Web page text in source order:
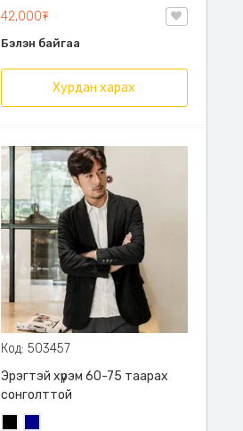
42,000₮
Бэлэн байгаа
Хурдан харах
Код: 503457
Эрэгтэй хүрэм 60-75 таарах
сонголттой